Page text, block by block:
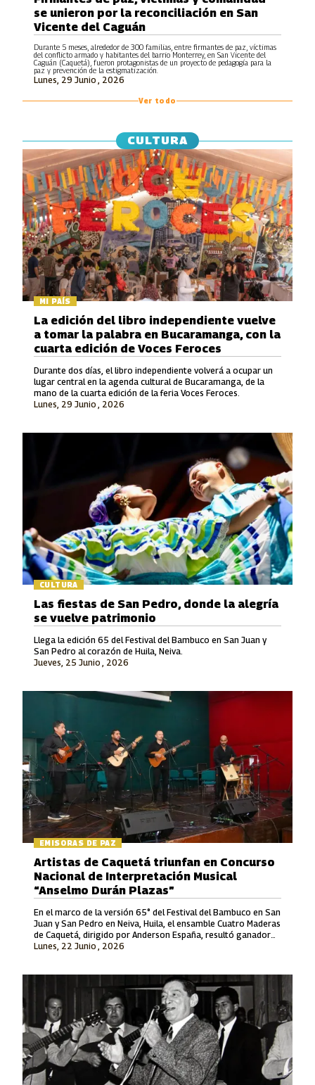
Lunes, 29 Junio , 2026
se unieron por la reconciliación en San
Vicente del Caguán
Durante 5 meses, alrededor de 300 familias, entre firmantes de paz, víctimas
del conflicto armado y habitantes del barrio Monterrey, en San Vicente del
Caguán (Caquetá), fueron protagonistas de un proyecto de pedagogía para la
paz y prevención de la estigmatización.
Ver todo
CULTURA
MI PAÍS
Durante dos días, el libro independiente volverá a ocupar un
lugar central en la agenda cultural de Bucaramanga, de la
mano de la cuarta edición de la feria Voces Feroces.
Lunes, 29 Junio , 2026
La edición del libro independiente vuelve
a tomar la palabra en Bucaramanga, con la
cuarta edición de Voces Feroces
CULTURA
Jueves, 25 Junio , 2026
Las fiestas de San Pedro, donde la alegría
se vuelve patrimonio
Llega la edición 65 del Festival del Bambuco en San Juan y
San Pedro al corazón de Huila, Neiva.
EMISORAS DE PAZ
Lunes, 22 Junio , 2026
Artistas de Caquetá triunfan en Concurso
Nacional de Interpretación Musical
“Anselmo Durán Plazas”
En el marco de la versión 65° del Festival del Bambuco en San
Juan y San Pedro en Neiva, Huila, el ensamble Cuatro Maderas
de Caquetá, dirigido por Anderson España, resultó ganador
en la Modalidad Vocal.